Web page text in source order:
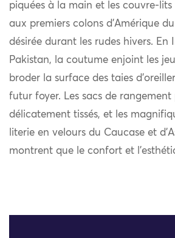
piquées à la main et les couvre-
aux premiers colons d’Amérique
désirée durant les rudes hivers. En
Pakistan, la coutume enjoint les
broder la surface des taies
futur foyer. Les sacs de
délicatement tissés, et les
literie en velours du Caucase et
montrent que le confort et